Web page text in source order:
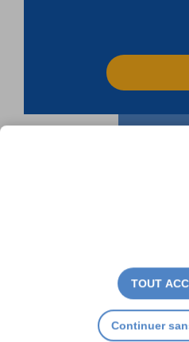
TOUT
Continuer